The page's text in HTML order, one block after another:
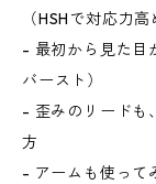
（HSHで対応力高
- 最初から見た目
バースト）
- 歪みのリードも
方
- アームも使って